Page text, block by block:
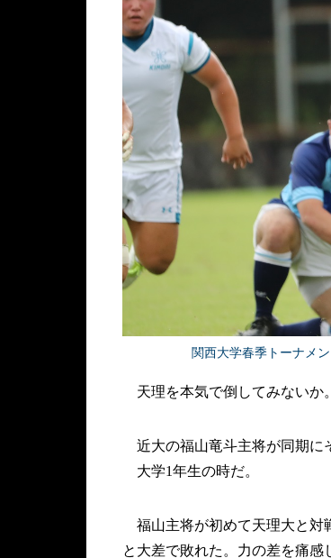
関西大学春季トーナメ
天理を本気で倒してみないか。
近大の福山竜斗主将が同期に
大学1年生の時だ。
福山主将が初めて天理大と対
と大差で敗れた。力の差を痛感